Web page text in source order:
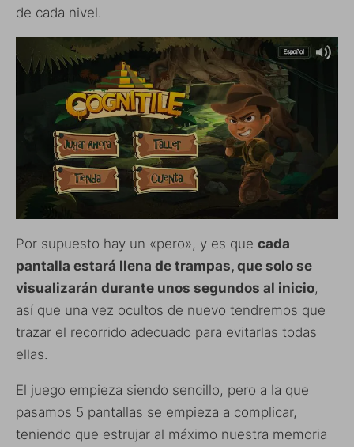
de cada nivel.
Por supuesto hay un «pero», y es que cada
pantalla estará llena de trampas, que solo se
visualizarán durante unos segundos al inicio,
así que una vez ocultos de nuevo tendremos que
trazar el recorrido adecuado para evitarlas todas
ellas.
El juego empieza siendo sencillo, pero a la que
pasamos 5 pantallas se empieza a complicar,
teniendo que estrujar al máximo nuestra memoria